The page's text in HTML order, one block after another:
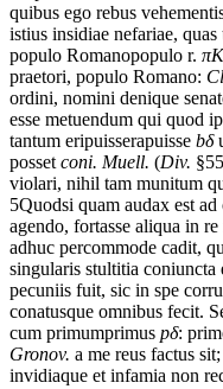
quibus ego rebus
istius insidiae nefariae, quas
populo Romanopopulo r. πK
praetori, populo Romano:
ordini, nomini denique
esse metuendum qui quod
tantum eripuisserapuisse bδ
posset coni. Muell. (Div.
violari, nihil tam munitum
5Quodsi quam audax est ad
agendo, fortasse aliqua in re
adhuc percommode cadit,
singularis stultitia coniuncta
pecuniis fuit, sic in spe
conatusque omnibus fecit.
cum primumprimus pδ:
Gronov. a me reus factus sit;
invidiaque et infamia non